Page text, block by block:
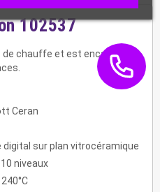
102537
de chauffe et est encastrable.
Ceran
sur plan vitrocéramique
niveaux